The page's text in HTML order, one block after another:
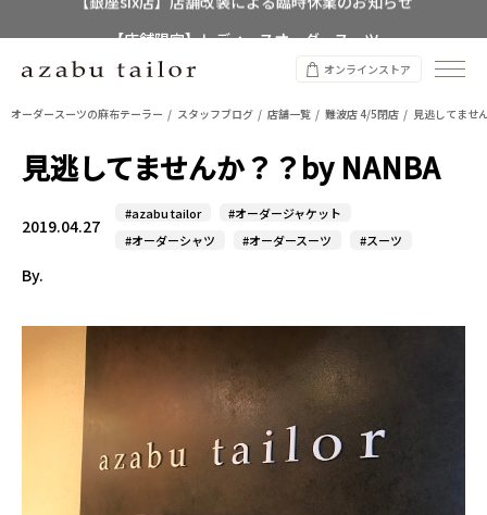
8/12~8/16 夏季休業のお知らせ
オンラインストア
オーダースーツの麻布テーラー スタッフブログ 店舗一覧 難波店 4/5閉店 見逃してませ
見逃してませんか？？by NANBA
2019.04.27
#azabu tailor
#オーダージャケット
#オーダーシャツ
#オーダースーツ #スーツ
By.